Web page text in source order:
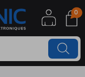
0